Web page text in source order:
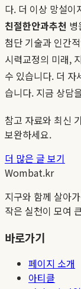
다. 더 이상 망설이
친절한안과추천
첨단 기술과 인간
시력교정의 미래,
수 있습니다. 더 자
습니다. 지금 상담
참고 자료와 최신
보완하세요.
더 많은 글 보기
Wombat.kr
지구와 함께 살아
작은 실천이 모여
바로가기
페이지 소개
아티클